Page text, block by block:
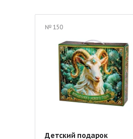
№ 150
Детский подарок